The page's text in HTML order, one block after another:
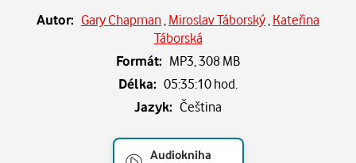
Autor: Gary Chapman Miroslav Táborský Kateřina
Táborská
Formát: MP3, 308 MB
Délka: 05:35:10 hod.
Jazyk: Čeština
Audiokniha